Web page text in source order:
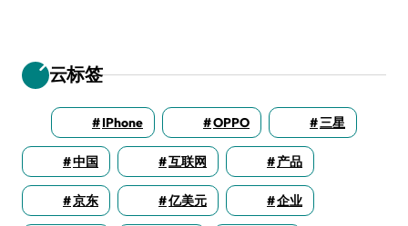
云标签
IPhone OPPO 三星
中国 互联网 产品
京东 亿美元 企业